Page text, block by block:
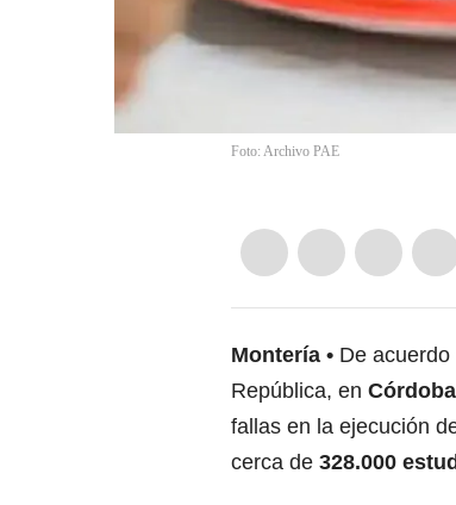
Foto: Archivo PAE
Montería
De
República, en
fallas en la ejecución
cerca de 328.000